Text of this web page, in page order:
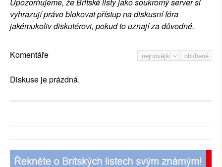
Upozorňujeme, že Britské listy jako soukromý server si
vyhrazují právo blokovat přístup na diskusní fóra
jakémukoliv diskutérovi, pokud to uznají za důvodné.
nejnovější oblíbené
Komentáře
Diskuse je prázdná.